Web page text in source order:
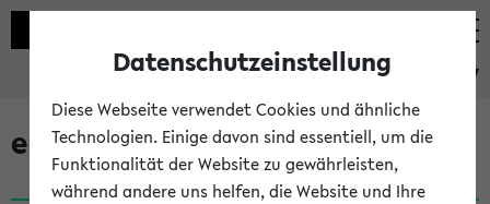
eKVV
eKVV News
Datenschutzeinstellung
Diese Webseite verwendet Cookies und ähnliche
Technologien. Einige davon sind essentiell, um die
Funktionalität der Website zu gewährleisten,
während andere uns helfen, die Website und Ihre